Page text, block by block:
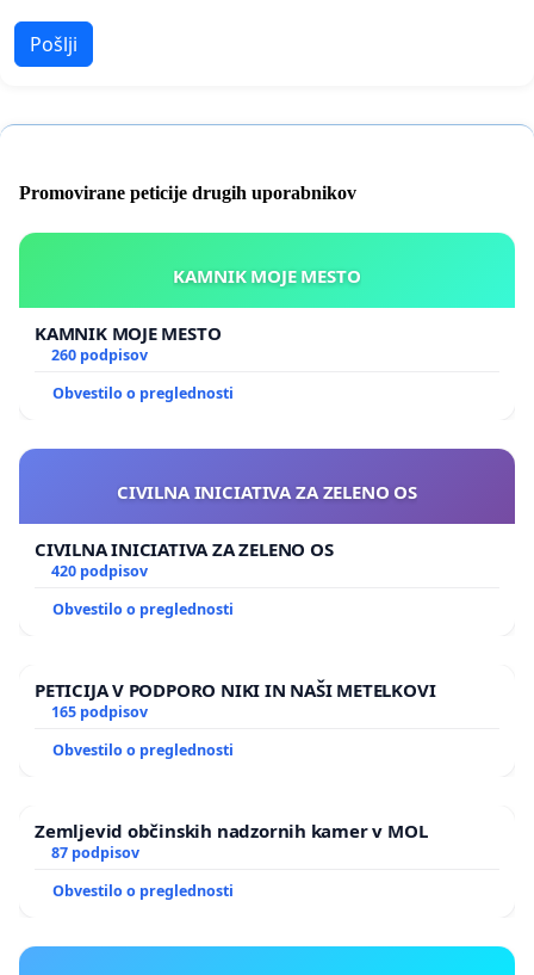
Pošlji
Promovirane peticije drugih uporabnikov
KAMNIK MOJE MESTO
KAMNIK MOJE MESTO
260 podpisov
Obvestilo o preglednosti
CIVILNA INICIATIVA ZA ZELENO OS
CIVILNA INICIATIVA ZA ZELENO OS
420 podpisov
Obvestilo o preglednosti
PETICIJA V PODPORO NIKI IN NAŠI METELKOVI
165 podpisov
Obvestilo o preglednosti
Zemljevid občinskih nadzornih kamer v MOL
87 podpisov
Obvestilo o preglednosti